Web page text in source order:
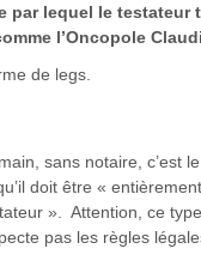
par lequel le testateur
l’Oncopole
de legs.
sans notaire, c’est
doit être «
». Attention, ce
pas les règles